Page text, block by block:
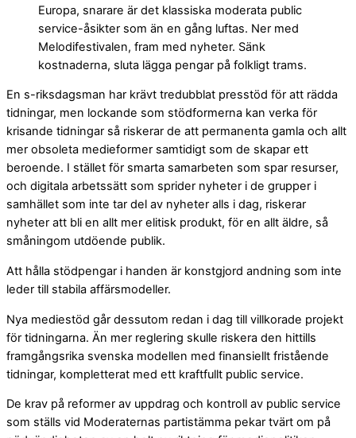
Europa, snarare är det klassiska moderata public
service-åsikter som än en gång luftas. Ner med
Melodifestivalen, fram med nyheter. Sänk
kostnaderna, sluta lägga pengar på folkligt trams.
En s-riksdagsman har krävt tredubblat presstöd för att rädda
tidningar, men lockande som stödformerna kan verka för
krisande tidningar så riskerar de att permanenta gamla och allt
mer obsoleta medieformer samtidigt som de skapar ett
beroende. I stället för smarta samarbeten som spar resurser,
och digitala arbetssätt som sprider nyheter i de grupper i
samhället som inte tar del av nyheter alls i dag, riskerar
nyheter att bli en allt mer elitisk produkt, för en allt äldre, så
småningom utdöende publik.
Att hålla stödpengar i handen är konstgjord andning som inte
leder till stabila affärsmodeller.
Nya mediestöd går dessutom redan i dag till villkorade projekt
för tidningarna. Än mer reglering skulle riskera den hittills
framgångsrika svenska modellen med finansiellt fristående
tidningar, kompletterat med ett kraftfullt public service.
De krav på reformer av uppdrag och kontroll av public service
som ställs vid Moderaternas partistämma pekar tvärt om på